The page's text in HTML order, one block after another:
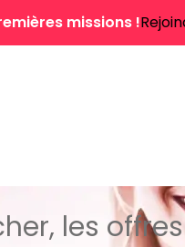
missions !
les